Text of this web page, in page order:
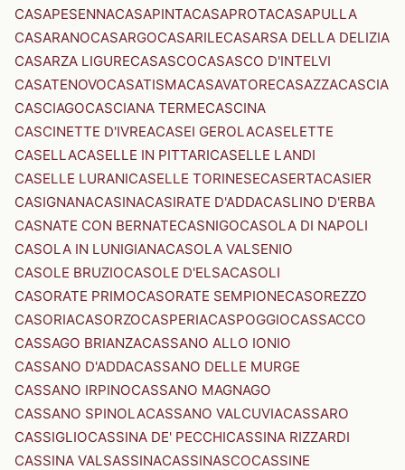
CASAPESENNACASAPINTACASAPROTACASAPULLA
CASARANOCASARGOCASARILECASARSA DELLA DELIZIA
CASARZA LIGURECASASCOCASASCO D'INTELVI
CASATENOVOCASATISMACASAVATORECASAZZACASCIA
CASCIAGOCASCIANA TERMECASCINA
CASCINETTE D'IVREACASEI GEROLACASELETTE
CASELLACASELLE IN PITTARICASELLE LANDI
CASELLE LURANICASELLE TORINESECASERTACASIER
CASIGNANACASINACASIRATE D'ADDACASLINO D'ERBA
CASNATE CON BERNATECASNIGOCASOLA DI NAPOLI
CASOLA IN LUNIGIANACASOLA VALSENIO
CASOLE BRUZIOCASOLE D'ELSACASOLI
CASORATE PRIMOCASORATE SEMPIONECASOREZZO
CASORIACASORZOCASPERIACASPOGGIOCASSACCO
CASSAGO BRIANZACASSANO ALLO IONIO
CASSANO D'ADDACASSANO DELLE MURGE
CASSANO IRPINOCASSANO MAGNAGO
CASSANO SPINOLACASSANO VALCUVIACASSARO
CASSIGLIOCASSINA DE' PECCHICASSINA RIZZARDI
CASSINA VALSASSINACASSINASCOCASSINE